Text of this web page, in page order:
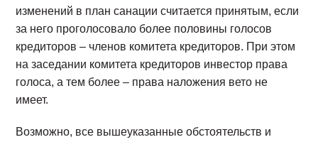
изменений в план санации считается принятым, если
за него проголосовало более половины голосов
кредиторов – членов комитета кредиторов. При этом
на заседании комитета кредиторов инвестор права
голоса, а тем более – права наложения вето не
имеет.
Возможно, все вышеуказанные обстоятельств и